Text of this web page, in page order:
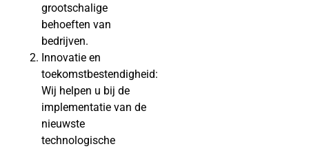
grootschalige
behoeften van
bedrijven.
Innovatie en
toekomstbestendigheid:
Wij helpen u bij de
implementatie van de
nieuwste
technologische